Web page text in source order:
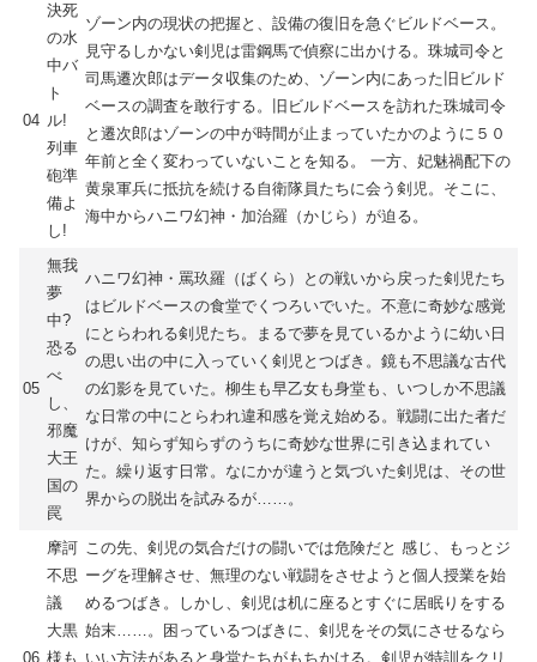
04
決死
の水
中バ
ト
ル!
列車
砲準
備よ
し!
ゾーン内の現状の把握と、設備の復旧を急ぐビルドベース。
見守るしかない剣児は雷鋼馬で偵察に出かける。珠城司令と
司馬遷次郎はデータ収集のため、ゾーン内にあった旧ビルド
ベースの調査を敢行する。旧ビルドベースを訪れた珠城司令
と遷次郎はゾーンの中が時間が止まっていたかのように５０
年前と全く変わっていないことを知る。 一方、妃魅禍配下の
黄泉軍兵に抵抗を続ける自衛隊員たちに会う剣児。そこに、
海中からハニワ幻神・加治羅（かじら）が迫る。
05
無我
夢
中?
恐る
べ
し、
邪魔
大王
国の
罠
ハニワ幻神・罵玖羅（ばくら）との戦いから戻った剣児たち
はビルドベースの食堂でくつろいでいた。不意に奇妙な感覚
にとらわれる剣児たち。まるで夢を見ているかように幼い日
の思い出の中に入っていく剣児とつばき。鏡も不思議な古代
の幻影を見ていた。柳生も早乙女も身堂も、いつしか不思議
な日常の中にとらわれ違和感を覚え始める。戦闘に出た者だ
けが、知らず知らずのうちに奇妙な世界に引き込まれてい
た。繰り返す日常。なにかが違うと気づいた剣児は、その世
界からの脱出を試みるが……。
06
摩訶
不思
議
大黒
様も
この先、剣児の気合だけの闘いでは危険だと 感じ、もっとジ
ーグを理解させ、無理のない戦闘をさせようと個人授業を始
めるつばき。しかし、剣児は机に座るとすぐに居眠りをする
始末……。困っているつばきに、剣児をその気にさせるなら
いい方法があると身堂たちがもちかける。剣児が特訓をクリ